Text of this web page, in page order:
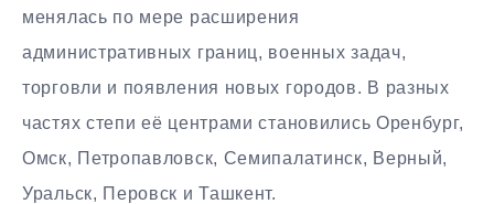
менялась по мере расширения
административных границ, военных задач,
торговли и появления новых городов. В разных
частях степи её центрами становились Оренбург,
Омск, Петропавловск, Семипалатинск, Верный,
Уральск, Перовск и Ташкент.